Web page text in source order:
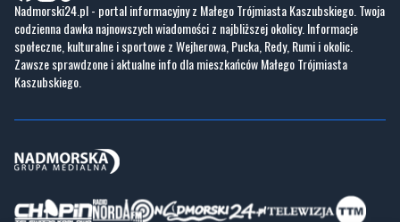
Nadmorski24.pl - portal informacyjny z Małego Trójmiasta Kaszubskiego. Twoja
codzienna dawka najnowszych wiadomości z najbliższej okolicy. Informacje
społeczne, kulturalne i sportowe z Wejherowa, Pucka, Redy, Rumi i okolic.
Zawsze sprawdzone i aktualne info dla mieszkańców Małego Trójmiasta
Kaszubskiego.